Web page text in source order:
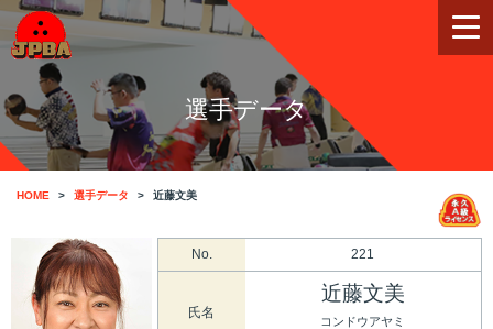
選手データ
HOME 選手データ 近藤文美
No. 221
氏名
近藤文美
コンドウアヤミ